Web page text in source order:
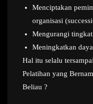
Menciptakan
organisasi
Mengurangi
Meningkatkan
Hal itu selalu
Pelatihan yang
Beliau ?